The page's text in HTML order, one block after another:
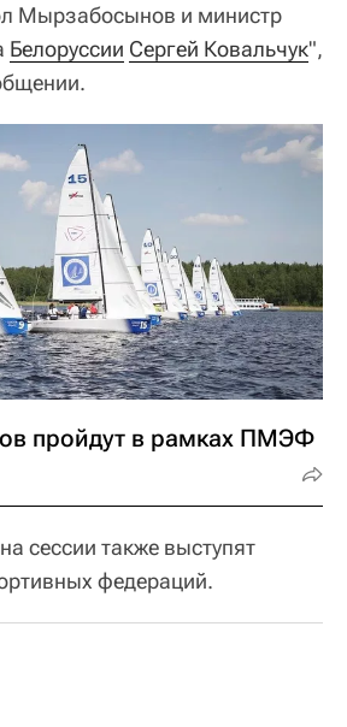
Мырзабосынов и министр
Белоруссии Сергей Ковальчук",
пройдут в рамках ПМЭФ
сессии также выступят
федераций.